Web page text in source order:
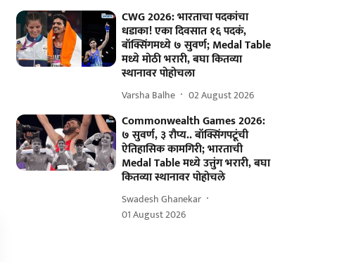
CWG 2026: भारताचा पदकांचा
धडाका! एका दिवसात १६ पदकं,
बॉक्सिंगमध्ये ७ सुवर्ण; Medal Table
मध्ये मोठी भरारी, बघा कितव्या
स्थानावर पोहोचला
Varsha Balhe 02 August 2026
Commonwealth Games 2026:
७ सुवर्ण, ३ रौप्य.. बॉक्सिंगपटूंची
ऐतिहासिक कामगिरी; भारताची
Medal Table मध्ये उत्तुंग भरारी, बघा
कितव्या स्थानावर पोहोचले
Swadesh Ghanekar
01 August 2026